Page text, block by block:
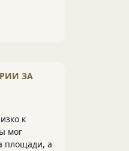
ЗА
к
мог
площади, а